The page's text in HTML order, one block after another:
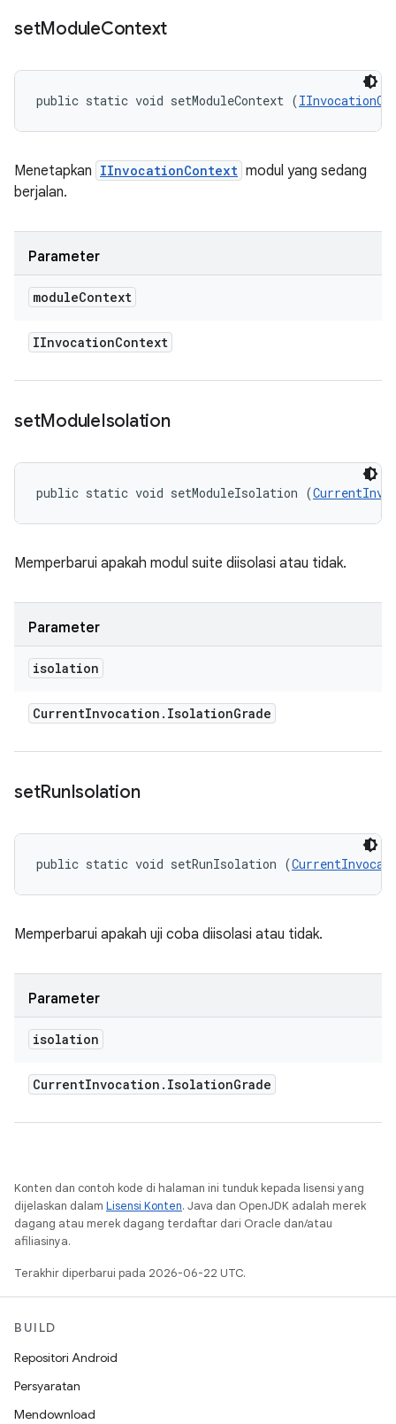
setModuleContext
public static void setModuleContext (
Menetapkan IInvocationContext modul yang sedang
berjalan.
Parameter
moduleContext
IInvocationContext
setModuleIsolation
public static void setModuleIsolation (
Memperbarui apakah modul suite diisolasi atau tidak.
Parameter
isolation
CurrentInvocation . IsolationGrade
setRunIsolation
public static void setRunIsolation (
Memperbarui apakah uji coba diisolasi atau tidak.
Parameter
isolation
CurrentInvocation . IsolationGrade
Konten dan contoh kode di halaman ini tunduk kepada lisensi yang
dijelaskan dalam Lisensi Konten. Java dan OpenJDK adalah merek
dagang atau merek dagang terdaftar dari Oracle dan/atau
afiliasinya.
Terakhir diperbarui pada 2026-06-22 UTC.
BUILD
Repositori Android
Persyaratan
Mendownload